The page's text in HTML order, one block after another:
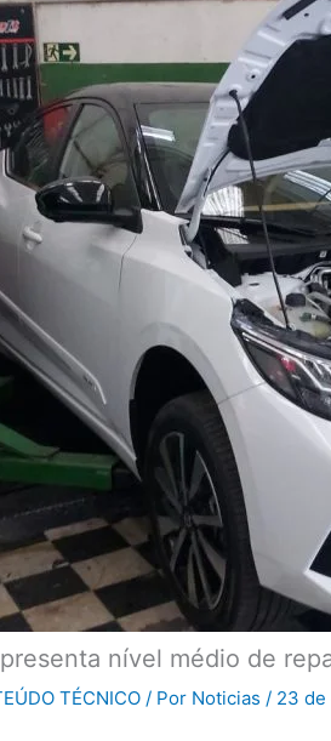
nível médio de
TÉCNICO / Por Noticias / 23